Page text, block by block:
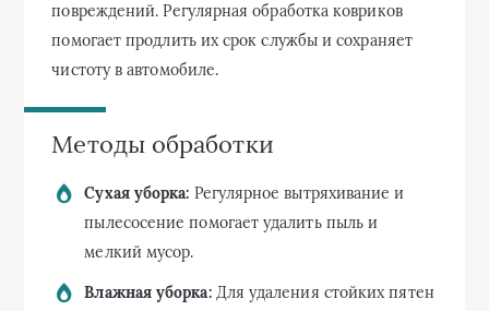
повреждений. Регулярная обработка ковриков
помогает продлить их срок службы и сохраняет
чистоту в автомобиле.
Методы обработки
Сухая уборка: Регулярное вытряхивание и
пылесосение помогает удалить пыль и
мелкий мусор.
Влажная уборка:Для удаления стойких пятен